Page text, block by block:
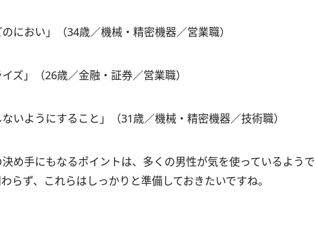
におい」（34歳／機械・精密機器／営業職）
ズ」（26歳／金融・証券／営業職）
いようにすること」（31歳／機械・精密機器／技術職）
め手にもなるポイントは、多くの男性が気を使っているようで
らず、これらはしっかりと準備しておきたいですね。